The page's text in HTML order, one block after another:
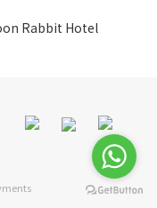
Rabbit Hotel